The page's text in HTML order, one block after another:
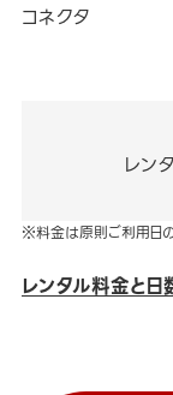
コネクタ
レン
※料金は原則ご利用日の
レンタル料金と日